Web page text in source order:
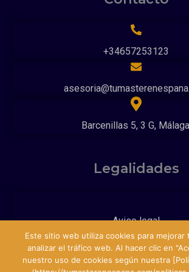
+34657253123
Barcenillas 5, 3 G,
Legalidades
Aviso legal
Política de privacidad
Este sitio web utiliza cookies para mejorar
analizar el tráfico web. Al hacer clic en
nuestro uso de cookies según nuestra